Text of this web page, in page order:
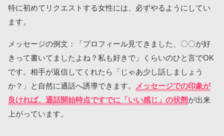
特に初めてリクエストする女性には、必ずやるようにしてい
ます。
メッセージの例文：「プロフィール見てきました、〇〇が好
きって書いてましたよね？私も好きで」くらいのひと言でOK
です。相手が返信してくれたら「じゃあ少し話しましょう
か？」と自然に通話へ誘導できます。
メッセージでの印象が
良ければ、通話開始時点ですでに「いい感じ」の状態が出来
上がっています。